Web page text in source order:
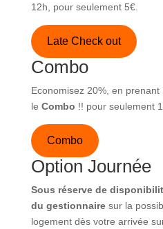
12h, pour seulement 5€.
Late Check out
Combo
Economisez 20%, en
le Combo !! pour seulement
Combo
Option Journée
Sous réserve de
du gestionnairesur la
logement dès votre arrivée